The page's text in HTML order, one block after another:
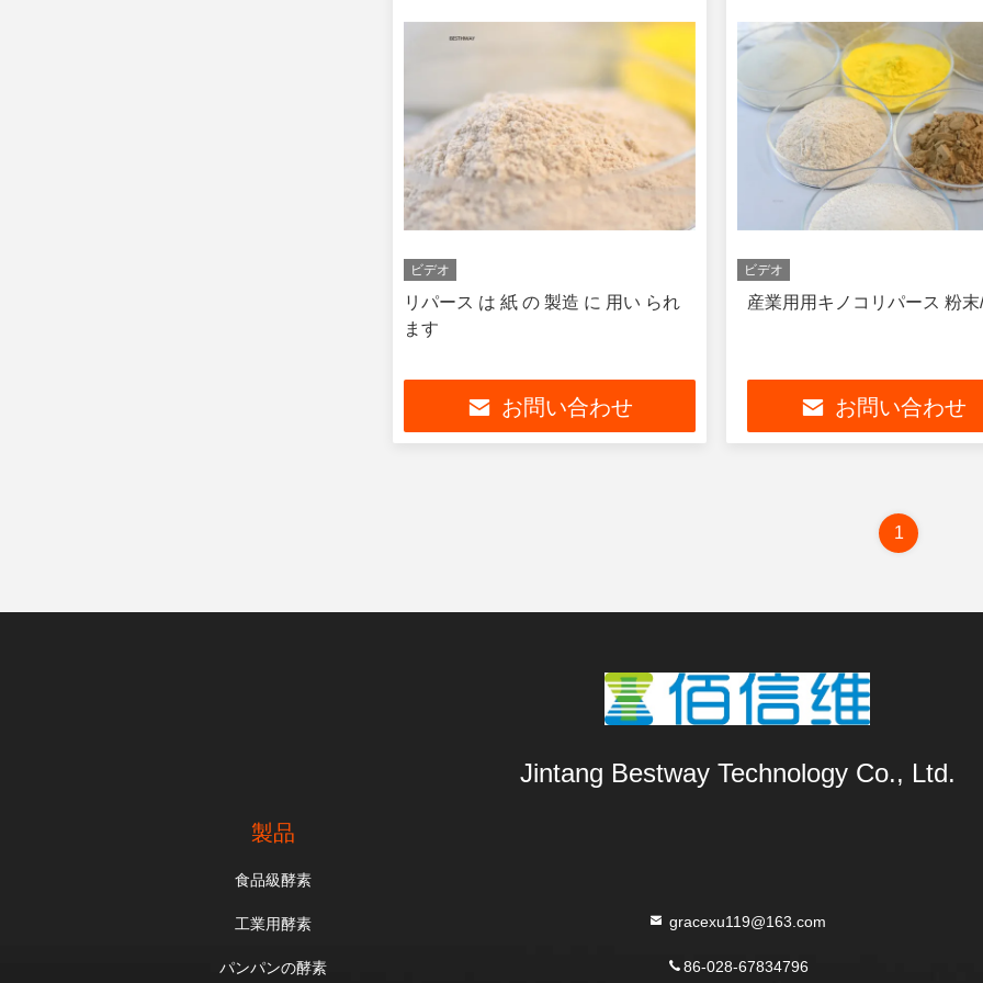
ビデオ
リパース は 紙 の 製造 に 用い られ
ます
お問い合わせ
ビデオ
産業用用キノコリパース 粉
お問い合わせ
1
Jintang Bestway Technology Co., Ltd.
製品
食品級酵素
工業用酵素
パンパンの酵素
gracexu119@163.com
86-028-67834796